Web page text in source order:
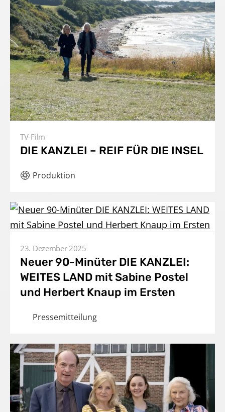
TV-Film
DIE KANZLEI – REIF FÜR DIE INSEL
Produktion
23. Dezember 2025
Neuer 90-Minüter DIE KANZLEI:
WEITES LAND mit Sabine Postel
und Herbert Knaup im Ersten
Pressemitteilung
Home
Unternehmen